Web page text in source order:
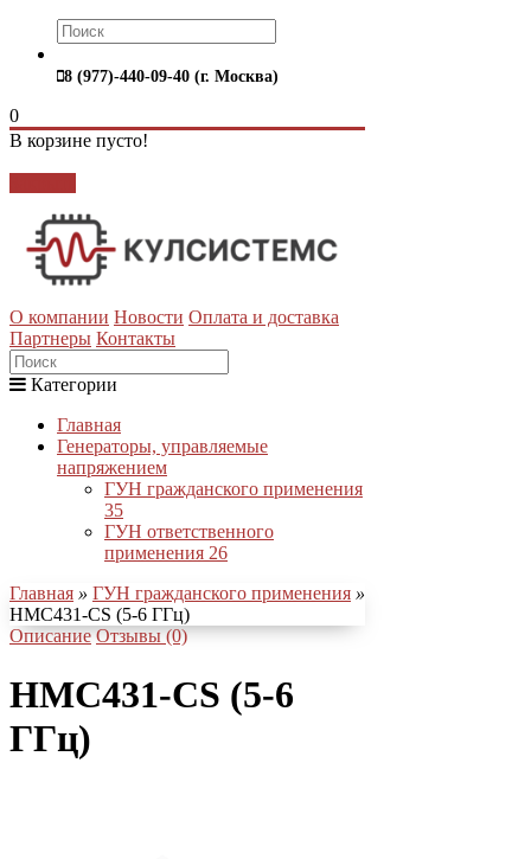
8 (977)-440-09-40 (г. Москва)
0
В корзине пусто!
О компании Новости Оплата и доставка
Партнеры Контакты
Категории
Главная
Генераторы, управляемые
напряжением
ГУН гражданского применения
35
ГУН ответственного
применения 26
Главная » ГУН гражданского применения »
HMC431-CS (5-6 ГГц)
Описание Отзывы (0)
HMC431-CS (5-6
ГГц)